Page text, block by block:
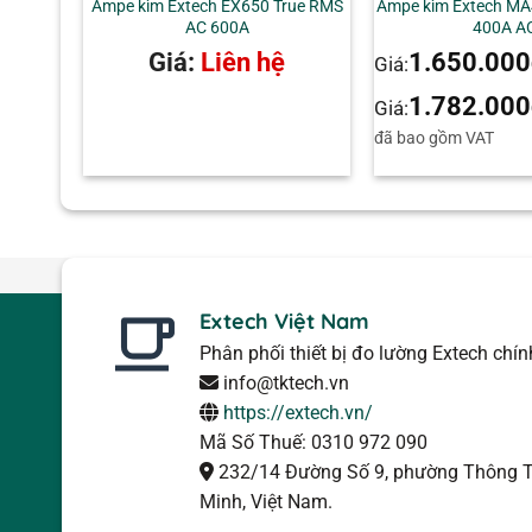
Ampe kìm Extech EX650 True RMS
AC 600A
Giá: Liên hệ
Ampe kìm Extech
400A
Giá:1.650.000
Giá:1.782.000
đã bao gồm VAT
Extech Việt Nam
Phân phối thiết bị đo lường Extech
info@tktech.vn
https://extech.vn/
Mã Số Thuế: 0310 972 090
232/14 Đường Số 9, phường Thông
Minh, Việt Nam.